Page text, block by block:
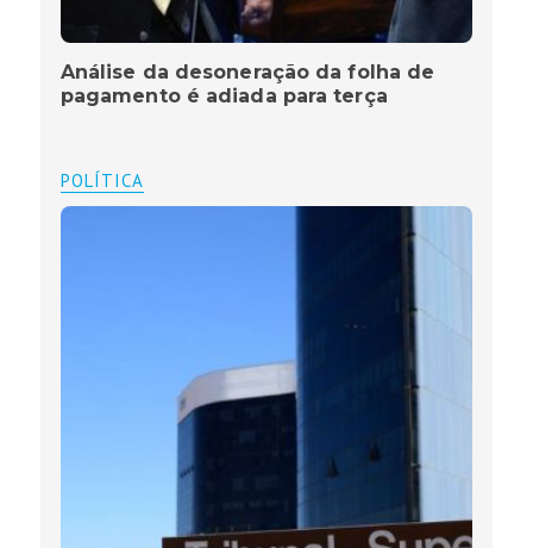
Análise da desoneração da folha de
pagamento é adiada para terça
POLÍTICA